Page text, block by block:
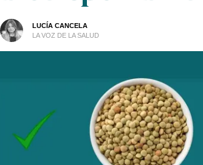
LUCÍA CANCELA
LA VOZ DE LA SALUD